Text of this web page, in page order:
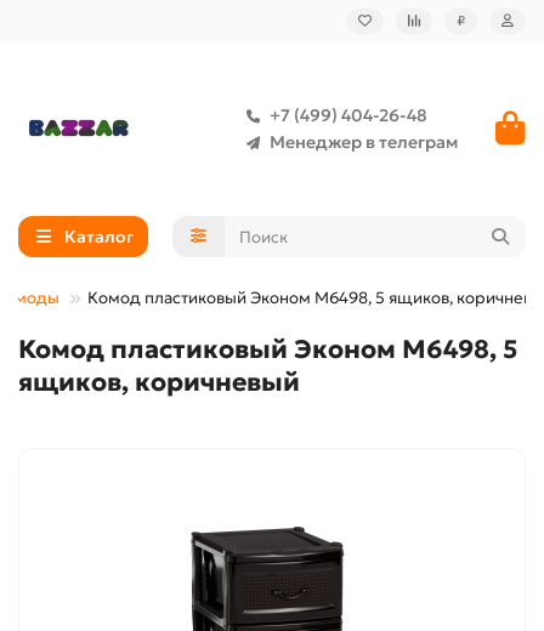
₽
+7 (499) 404-26-48
Менеджер в телеграм
Каталог
Комод пластиковый Эконом М6498, 5 ящиков,
Комод пластиковый Эконом М6498, 5
ящиков, коричневый